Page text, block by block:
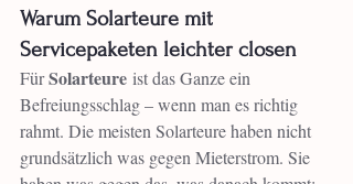
Warum Solarteure mit
Servicepaketen leichter closen
Für Solarteure ist das Ganze ein
Befreiungsschlag – wenn man es richtig
rahmt. Die meisten Solarteure haben nicht
grundsätzlich was gegen Mieterstrom. Sie